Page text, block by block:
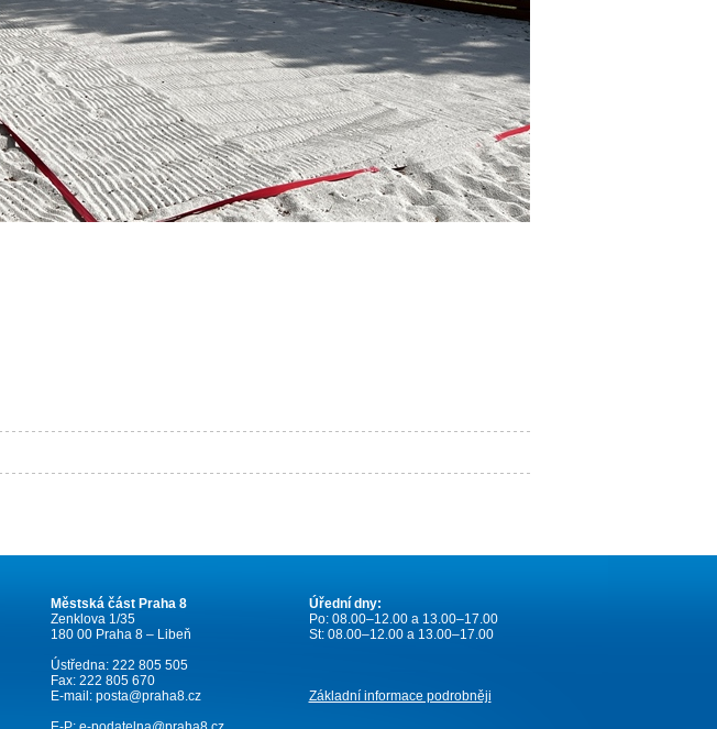
Městská část Praha 8
Zenklova 1/35
180 00 Praha 8 – Libeň
Ústředna: 222 805 505
Fax: 222 805 670
E-mail: posta@praha8.cz
Úřední dny:
Po: 08.00–12.00 a 13.00–17.00
St: 08.00–12.00 a 13.00–17.00
Základní informace podrobněji